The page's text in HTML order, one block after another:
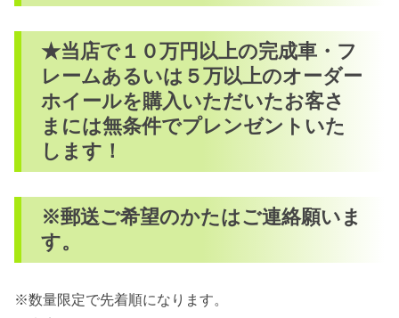
★当店で１０万円以上の完成車・フ
レームあるいは５万以上のオーダー
ホイールを購入いただいたお客さ
まには無条件でプレンゼントいた
します！
※郵送ご希望のかたはご連絡願いま
す。
※数量限定で先着順になります。